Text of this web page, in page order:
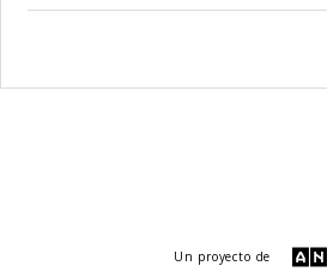
Un proyecto de